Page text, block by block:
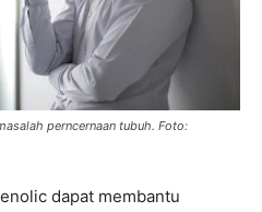
perncernaan tubuh. Foto:
dapat membantu